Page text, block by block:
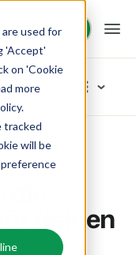
used for
'Accept'
on 'Cookie
more
.
tracked
will be
Demo anfragen
Demo anfragen
Channels.
Weinfässer.
deinen